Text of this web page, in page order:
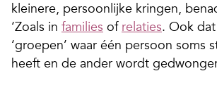
kleinere, persoonlijke kringen,
‘Zoals in families of relaties. Ook
‘groepen’ waar één persoon soms
heeft en de ander wordt